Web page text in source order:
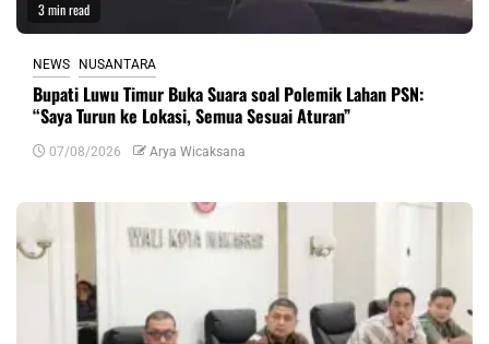
3 min read
NEWS NUSANTARA
Bupati Luwu Timur Buka Suara soal Polemik Lahan PSN:
“Saya Turun ke Lokasi, Semua Sesuai Aturan”
07/08/2026 Arya Wicaksana